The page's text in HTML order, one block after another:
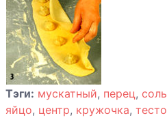
яйцами
Судак по-
болгарски
Судак в
маринаде
Тэги: мускатный, перец, соль
яйцо, центр, кружочка, тесто